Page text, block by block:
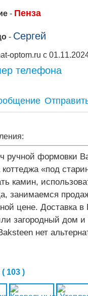
- Пенза
- Сергей
Stroymat-optom.ru с
телефона
формовки
«под
камин,
занимаемся
цене. Доставка
загородный дом
нет
103 )